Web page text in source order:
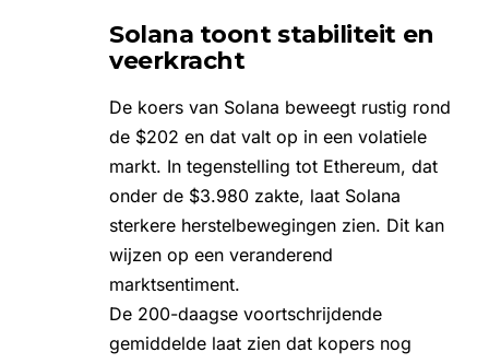
Solana toont stabiliteit en
veerkracht
De koers van Solana beweegt rustig rond
de $202 en dat valt op in een volatiele
markt. In tegenstelling tot Ethereum, dat
onder de $3.980 zakte, laat Solana
sterkere herstelbewegingen zien. Dit kan
wijzen op een veranderend
marktsentiment.
De 200-daagse voortschrijdende
gemiddelde laat zien dat kopers nog